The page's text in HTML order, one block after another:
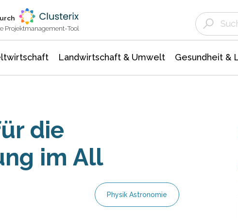
Projektmanagement-Tool
Landwirtschaft & Umwelt Gesundheit &
die
im All
Physik Astronomie